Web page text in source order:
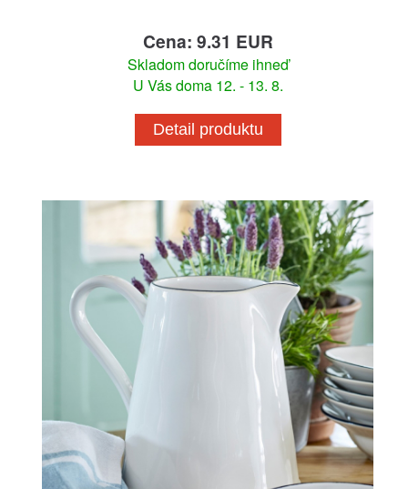
Cena: 9.31 EUR
Skladom doručíme ihneď
U Vás doma 12. - 13. 8.
Detail produktu